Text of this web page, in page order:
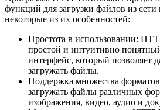
функций для загрузки файлов из
некоторые из их особенностей:
Простота в использовании:
простой и интуитивно
интерфейс, который позволяет
загружать файлы.
Поддержка множества
загружать файлы различных
изображения, видео, аудио и